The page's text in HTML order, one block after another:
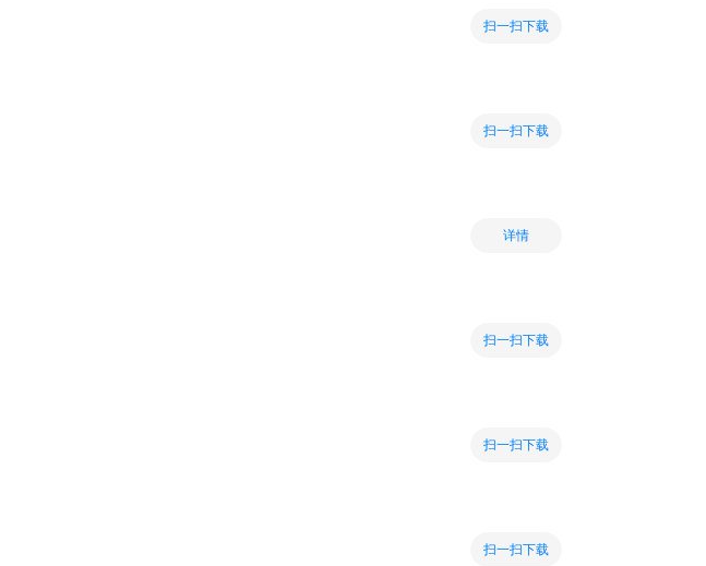
扫一扫下载
扫一扫下载
详情
扫一扫下载
扫一扫下载
扫一扫下载